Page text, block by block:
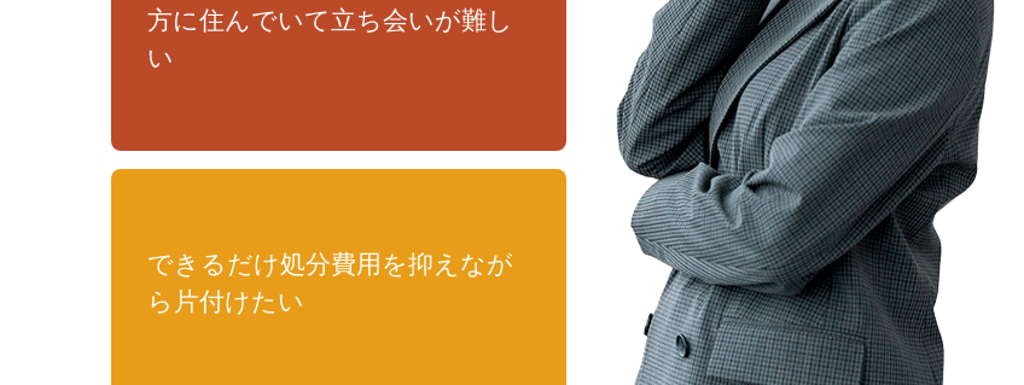
方に住んでいて立ち会いが難し
い
できるだけ処分費用を抑えなが
ら片付けたい